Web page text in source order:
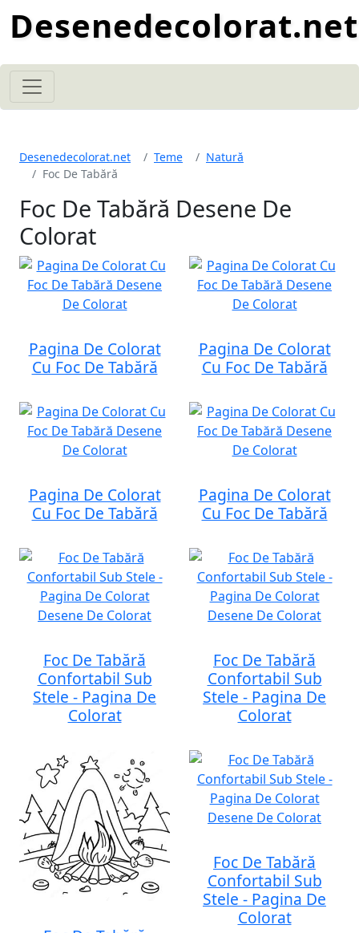
Desenedecolorat.net
Desenedecolorat.net Teme
Natură
Foc De Tabără
Foc De Tabără Desene De
Colorat
Pagina De Colorat
Cu Foc De Tabără
Pagina De Colorat
Cu Foc De Tabără
Pagina De Colorat
Cu Foc De Tabără
Pagina De Colorat
Cu Foc De Tabără
Foc De Tabără
Confortabil Sub
Stele - Pagina De
Colorat
Foc De Tabără
Confortabil Sub
Stele - Pagina De
Colorat
Foc De Tabără
Confortabil Sub
Stele - Pagina De
Colorat